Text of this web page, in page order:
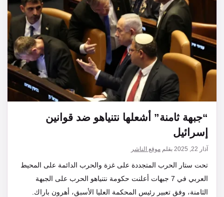
“جبهة ثامنة” أشعلها نتنياهو ضد قوانين
إسرائيل
آذار 22, 2025 بقلم موقع الناشر
تحت ستار الحرب المتجددة على غزة والحرب الدائمة على المحيط
العربي في 7 جبهات أعلنت حكومة نتنياهو الحرب على الجبهة
الثامنة، وفق تعبير رئيس المحكمة العليا الأسبق، أهرون باراك.